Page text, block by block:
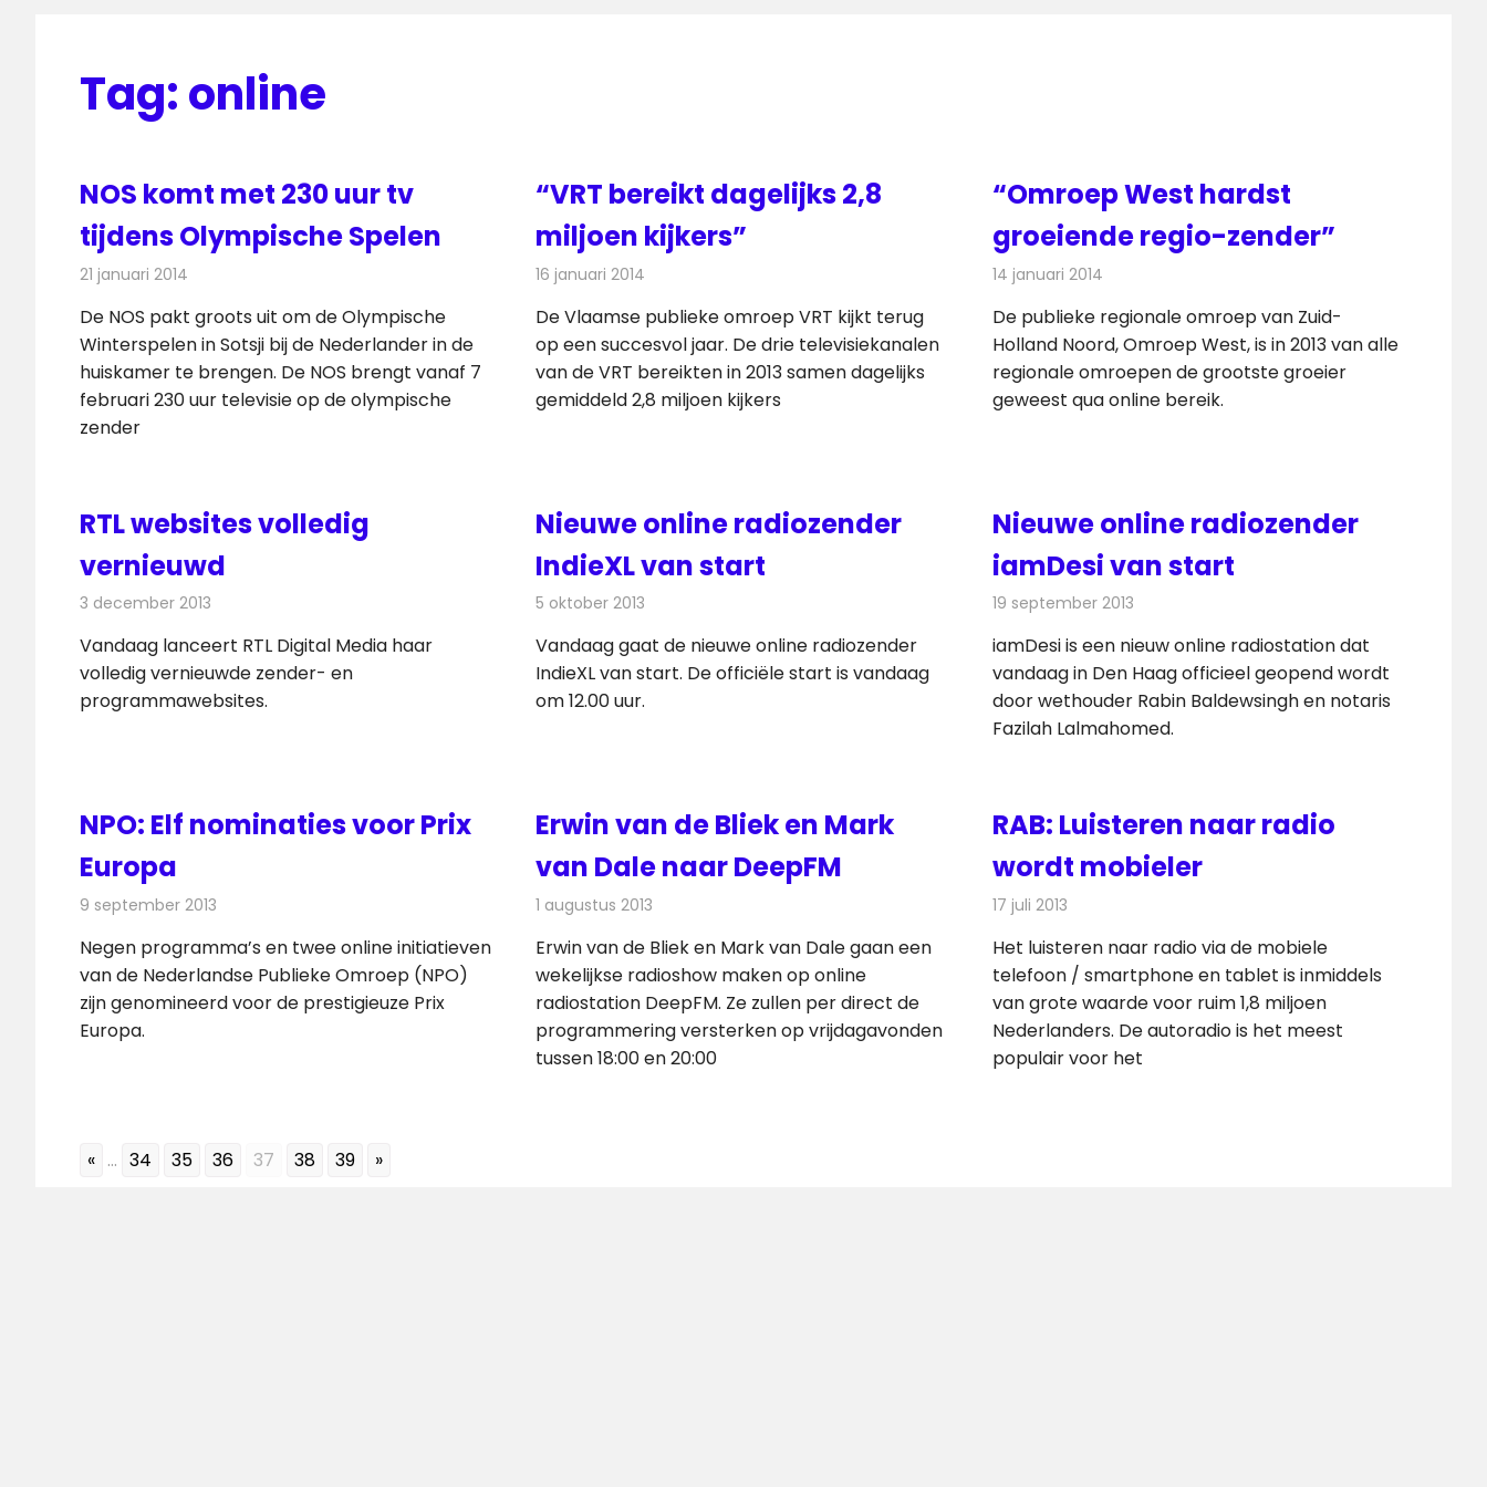
Tag:online
NOS komt met 230 uur tv
tijdens Olympische Spelen
21 januari 2014
De NOS pakt groots uit om de Olympische
Winterspelen in Sotsji bij de Nederlander in de
huiskamer te brengen. De NOS brengt vanaf 7
februari 230 uur televisie op de olympische
zender
“VRT bereikt dagelijks 2,8
miljoen kijkers”
16 januari 2014
De Vlaamse publieke omroep VRT kijkt terug
op een succesvol jaar. De drie televisiekanalen
van de VRT bereikten in 2013 samen dagelijks
gemiddeld 2,8 miljoen kijkers
“Omroep West hardst
groeiende regio-zender”
14 januari 2014
De publieke regionale omroep van Zuid-
Holland Noord, Omroep West, is in 2013 van alle
regionale omroepen de grootste groeier
geweest qua online bereik.
RTL websites volledig
vernieuwd
3 december 2013
Vandaag lanceert RTL Digital Media haar
volledig vernieuwde zender- en
programmawebsites.
Nieuwe online radiozender
IndieXL van start
5 oktober 2013
Vandaag gaat de nieuwe online radiozender
IndieXL van start. De officiële start is vandaag
om 12.00 uur.
Nieuwe online radiozender
iamDesi van start
19 september 2013
iamDesi is een nieuw online radiostation dat
vandaag in Den Haag officieel geopend wordt
door wethouder Rabin Baldewsingh en notaris
Fazilah Lalmahomed.
NPO: Elf nominaties voor Prix
Europa
9 september 2013
Negen programma’s en twee online initiatieven
van de Nederlandse Publieke Omroep (NPO)
zijn genomineerd voor de prestigieuze Prix
Europa.
Erwin van de Bliek en Mark
van Dale naar DeepFM
1 augustus 2013
Erwin van de Bliek en Mark van Dale gaan een
wekelijkse radioshow maken op online
radiostation DeepFM. Ze zullen per direct de
programmering versterken op vrijdagavonden
tussen 18:00 en 20:00
RAB: Luisteren naar radio
wordt mobieler
17 juli 2013
Het luisteren naar radio via de mobiele
telefoon / smartphone en tablet is inmiddels
van grote waarde voor ruim 1,8 miljoen
Nederlanders. De autoradio is het meest
populair voor het
« ... 34 35 36 37 38 39 »